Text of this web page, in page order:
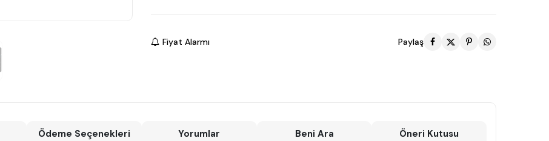
Fiyat Alarmı Paylaş
Ödeme Seçenekleri Yorumlar Beni Ara Öneri Kutusu